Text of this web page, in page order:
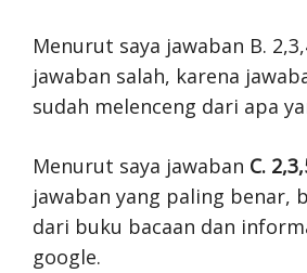
Menurut saya jawaban B.
jawaban salah, karena
sudah melenceng dari apa
Menurut saya jawaban C.
jawaban yang paling benar,
dari buku bacaan dan
google.